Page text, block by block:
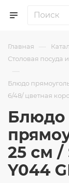
Главная —
Столовая посуда
—
Блюдо
6/48/ цветная
Блюдо
25 см /
Y044